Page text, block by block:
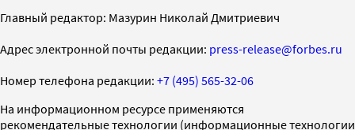
Главный редактор: Мазурин Николай Дмитриевич
Адрес электронной почты редакции: press-release@forbes.ru
Номер телефона редакции: +7 (495) 565-32-06
На информационном ресурсе применяются
рекомендательные технологии (информационные технологии